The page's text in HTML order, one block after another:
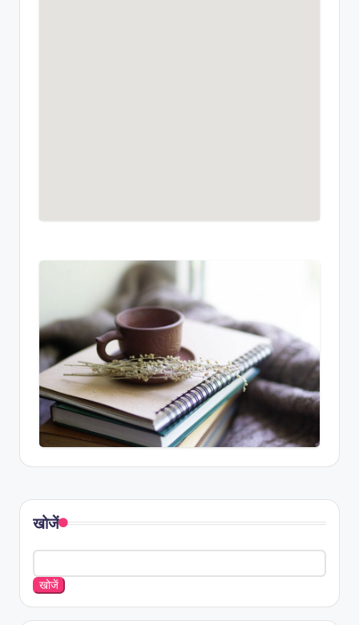
खोजें
खोजें